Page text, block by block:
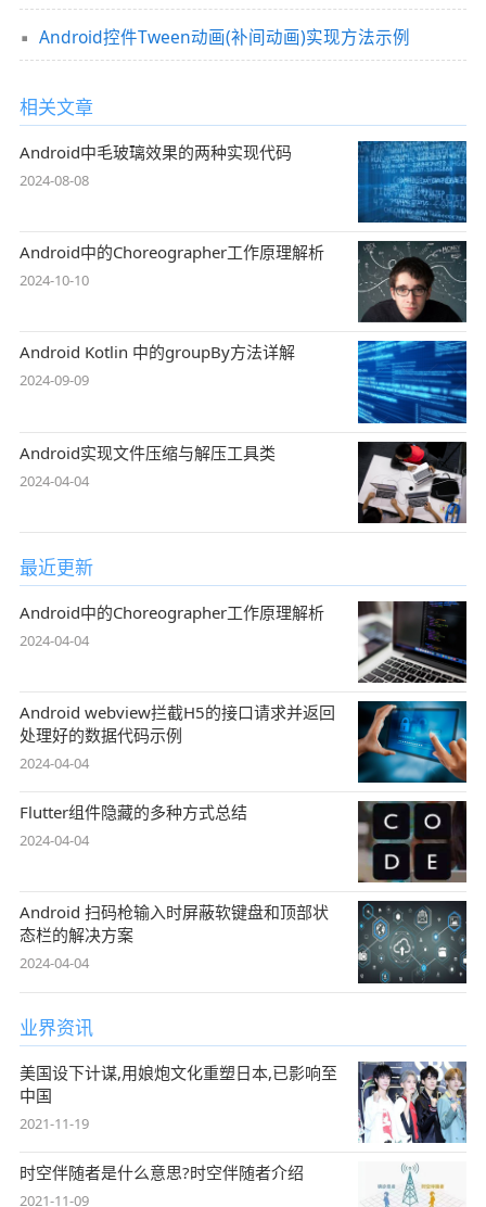
Android控件Tween动画(补间动画)实现方法示例
相关文章
Android中毛玻璃效果的两种实现代码
2024-08-08
Android中的Choreographer工作原理解析
2024-10-10
Android Kotlin 中的groupBy方法详解
2024-09-09
Android实现文件压缩与解压工具类
2024-04-04
最近更新
Android中的Choreographer工作原理解析
2024-04-04
Android webview拦截H5的接口请求并返回
处理好的数据代码示例
2024-04-04
Flutter组件隐藏的多种方式总结
2024-04-04
Android 扫码枪输入时屏蔽软键盘和顶部状
态栏的解决方案
2024-04-04
业界资讯
美国设下计谋,用娘炮文化重塑日本,已影响至
中国
2021-11-19
时空伴随者是什么意思?时空伴随者介绍
2021-11-09